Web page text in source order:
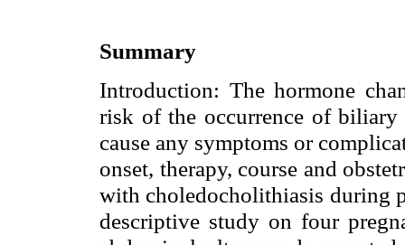
Summary
Introduction: The hormone
risk of the occurrence of
cause any symptoms or
onset, therapy, course and
with choledocholithiasis during
descriptive study on four